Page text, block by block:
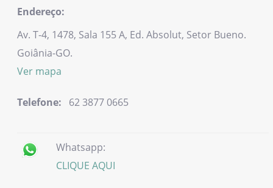
Endereço:
Av. T-4, 1478, Sala 155 A, Ed. Absolut, Setor Bueno.
Goiânia-GO.
Ver mapa
Telefone: 62 3877 0665
Whatsapp:
CLIQUE AQUI